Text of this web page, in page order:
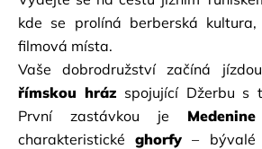
kde se prolíná berberská
filmová místa.
Vaše dobrodružství začíná
římskou hráz spojující Džerbu s
První zastávkou je
Medenine
charakteristické ghorfy – bývalé